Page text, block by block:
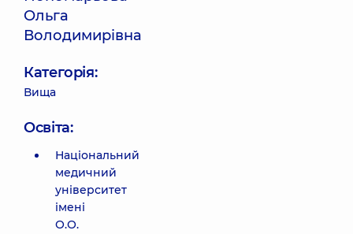
Ольга
Володимирівна
Категорія:
Вища
Освіта:
Національний
медичний
університет
імені
О.О.